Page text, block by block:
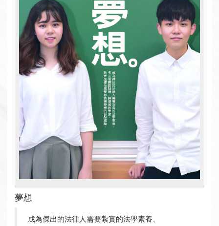
夢想
成為傑出的法律人需要紮實的法學素養、